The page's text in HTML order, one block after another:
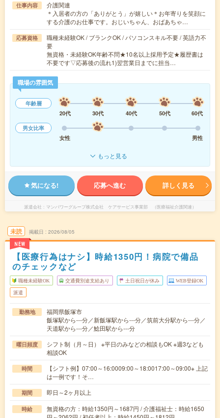
仕事内容
介護関連
＊入居者の方の「ありがとう」が嬉しい＊お年寄りを笑顔に
する介護のお仕事です。おじいちゃん、おばあちゃ…
応募資格
職種未経験OK / ブランクOK / パソコンスキル不要 / 英語力不
要
無資格・未経験OK年齢不問★10名以上採用予定★履歴書は
不要です▽応募後の流れ1)翌営業日までに担当…
職場の雰囲気
年齢層
20代
30代 40代 50代
60代
男女比率
女性
男性
もっと見る
気になる! 応募へ進む 詳しく見る
派遣会社 マンパワーグループ株式会社 ケアサービス事業部 （医療福祉介護関連）
未読
NEW
掲載日 2026/08/05
【医療行為はナシ】時給1350円！病院で備品
のチェックなど
職種未経験OK 交通費別途支給あり 土日祝日が休み WEB登録OK
派遣
勤務地
福岡県飯塚市
飯塚駅から---分／新飯塚駅から---分／筑前大分駅から---分／
天道駅から---分／鯰田駅から---分
曜日頻度
シフト制（月～日） ※平日のみなどの相談もOK ※週3なども
相談OK
時間
【シフト例】07:00～16:0009:00～18:0017:00～09:00※ 上記
は一例です！そ…
期間 即日～2ヶ月以上
時給
無資格の方：時給1350円～1687円 / 介護福祉士：時給1650